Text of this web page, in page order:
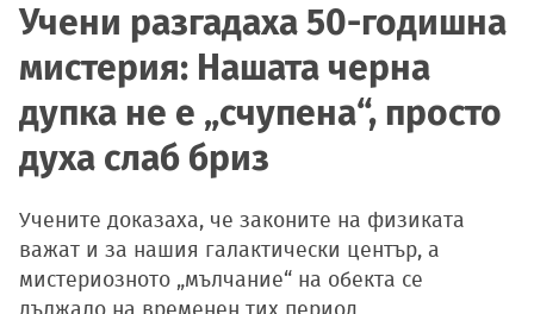
Учени разгадаха 50-годишна
мистерия: Нашата черна
дупка не е „счупена“, просто
духа слаб бриз
Учените доказаха, че законите на физиката
важат и за нашия галактически център, а
мистериозното „мълчание“ на обекта се